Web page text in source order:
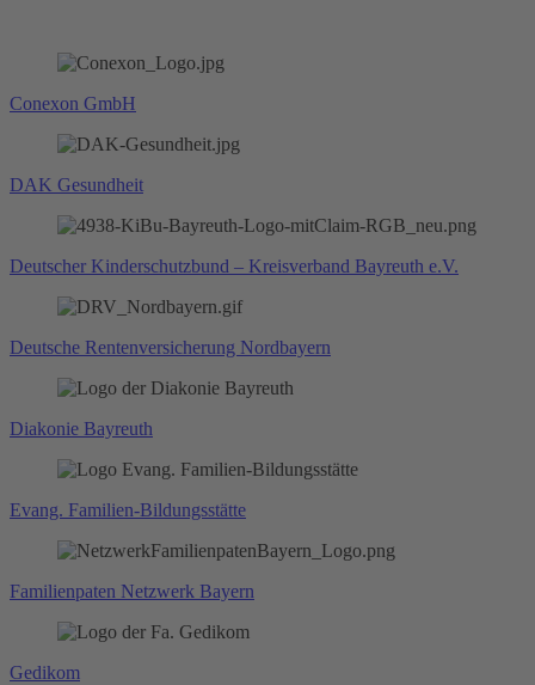
Conexon GmbH
DAK Gesundheit
Deutscher Kinderschutzbund – Kreisverband Bayreuth e.V.
Deutsche Rentenversicherung Nordbayern
Diakonie Bayreuth
Evang. Familien-Bildungsstätte
Familienpaten Netzwerk Bayern
Gedikom